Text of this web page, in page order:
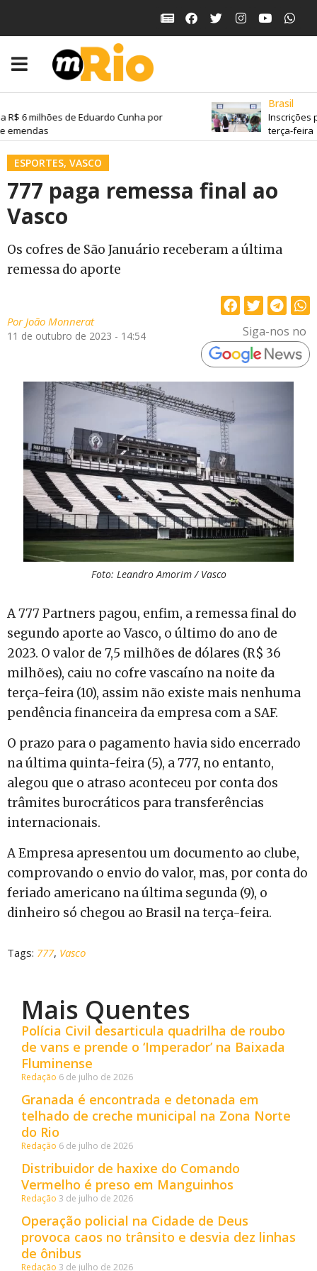
R$ 6 milhões de Eduardo Cunha por
emendas
Brasil
Inscrições
terça-feira
ESPORTES, VASCO
777 paga remessa final ao
Vasco
Os cofres de São Januário receberam a última
remessa do aporte
PorJoão Monnerat
11 de outubro de 2023 - 14:54 Siga-nos no
Foto: Leandro Amorim / Vasco
A 777 Partners pagou, enfim, a remessa final do
segundo aporte ao Vasco, o último do ano de
2023. O valor de 7,5 milhões de dólares (R$ 36
milhões), caiu no cofre vascaíno na noite da
terça-feira (10), assim não existe mais nenhuma
pendência financeira da empresa com a SAF.
O prazo para o pagamento havia sido encerrado
na última quinta-feira (5), a 777, no entanto,
alegou que o atraso aconteceu por conta dos
trâmites burocráticos para transferências
internacionais.
A Empresa apresentou um documento ao clube,
comprovando o envio do valor, mas, por conta do
feriado americano na última segunda (9), o
dinheiro só chegou ao Brasil na terça-feira.
Tags: 777, Vasco
Mais Quentes
Polícia Civil desarticula quadrilha de roubo
de vans e prende o ‘Imperador’ na Baixada
Fluminense
Redação 6 de julho de 2026
Granada é encontrada e detonada em
telhado de creche municipal na Zona Norte
do Rio
Redação 6 de julho de 2026
Distribuidor de haxixe do Comando
Vermelho é preso em Manguinhos
Redação 3 de julho de 2026
Operação policial na Cidade de Deus
provoca caos no trânsito e desvia dez linhas
de ônibus
Redação 3 de julho de 2026